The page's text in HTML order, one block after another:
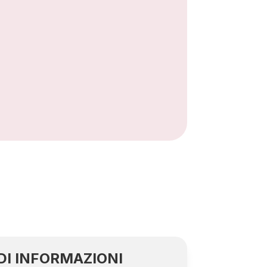
INFORMAZIONI